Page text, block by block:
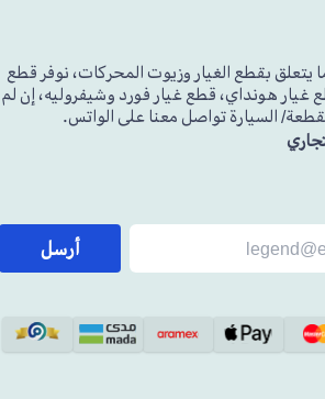
بقطع الغيار وزيوت المحركات، نوفر قطع
غيار هونداي، قطع غيار فورد وشيفروليه، إن لم
السيارة تواصل معنا على الواتس.
أرسل